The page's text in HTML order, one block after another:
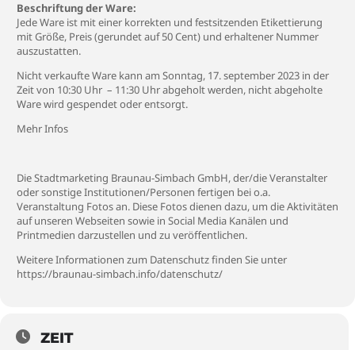
Beschriftung der Ware:
Jede Ware ist mit einer korrekten und festsitzenden Etikettierung
mit Größe, Preis (gerundet auf 50 Cent) und erhaltener Nummer
auszustatten.
Nicht verkaufte Ware kann am Sonntag, 17. september 2023 in der
Zeit von 10:30 Uhr – 11:30 Uhr abgeholt werden, nicht abgeholte
Ware wird gespendet oder entsorgt.
Mehr Infos
Die Stadtmarketing Braunau-Simbach GmbH, der/die Veranstalter
oder sonstige Institutionen/Personen fertigen bei o.a.
Veranstaltung Fotos an. Diese Fotos dienen dazu, um die Aktivitäten
auf unseren Webseiten sowie in Social Media Kanälen und
Printmedien darzustellen und zu veröffentlichen.
Weitere Informationen zum Datenschutz finden Sie unter
https://braunau-simbach.info/datenschutz/
ZEIT